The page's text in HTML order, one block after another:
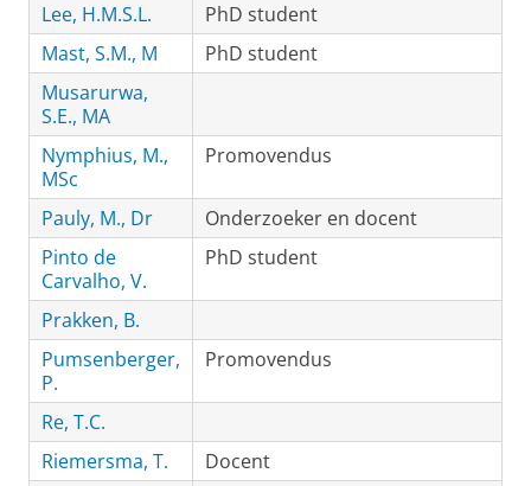
Lee, H.M.S.L.
PhD student
Mast, S.M., M
PhD student
Musarurwa,
S.E., MA
Nymphius, M.,
MSc
Promovendus
Pauly, M., Dr
Onderzoeker en docent
Pinto de
Carvalho, V.
PhD student
Prakken, B.
Pumsenberger,
P.
Promovendus
Re, T.C.
Riemersma, T.
Docent